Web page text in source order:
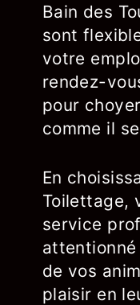
Bain des
sont
votre
rendez-
pour
comme il
En
Toilettage,
service
de vos
plaisir en